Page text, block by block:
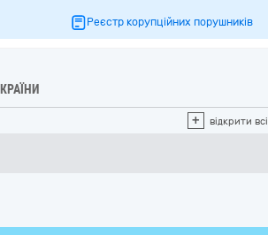
Реєстр корупційних порушників
+ відкрити всі